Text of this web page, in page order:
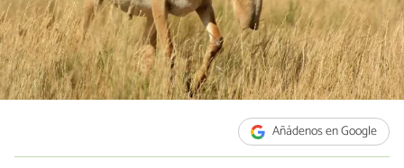
Añádenos en Google